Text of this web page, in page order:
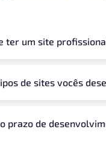
ter um site
de sites vocês
prazo de